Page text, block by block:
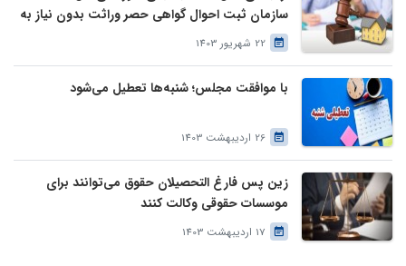
سازمان ثبت احوال گواهی حصر وراثت بدون نیاز به
درخواست وراث صادر خواهد کرد
22 شهریور 1403
با موافقت مجلس؛ شنبه‌ها تعطیل می‌شود
26 اردیبهشت 1403
زین پس فارغ التحصیلان حقوق می‌توانند برای
موسسات حقوقی وکالت کنند
17 اردیبهشت 1403